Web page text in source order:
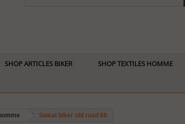
SHOP ARTICLES BIKER SHOP TEXTILES HOMME
Sweat biker old road 66